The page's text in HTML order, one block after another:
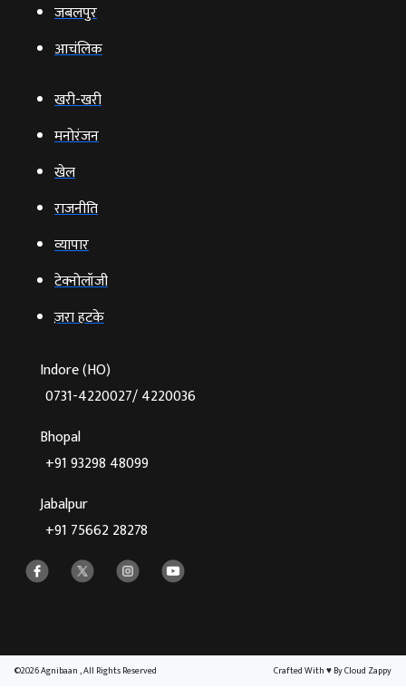
जबलपुर
आचंलिक
खरी-खरी
मनोरंजन
खेल
राजनीति
व्‍यापार
टेक्‍नोलॉजी
ज़रा हटके
Indore (HO)
0731-4220027/ 4220036
Bhopal
+91 93298 48099
Jabalpur
+91 75662 28278
©2026 Agnibaan , All Rights Reserved Crafted With♥By Cloud Zappy